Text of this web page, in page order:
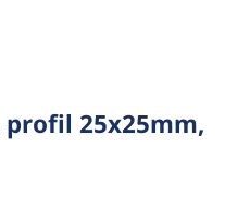
profil 25x25mm,